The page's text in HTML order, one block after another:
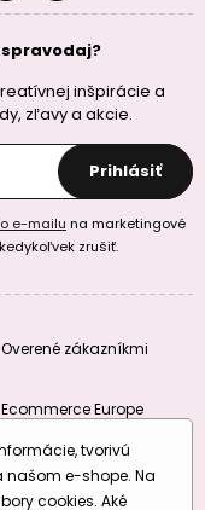
inšpirácie a
zľavy a akcie.
Prihlásiť
e-mailu na marketingové
zrušiť.
Overené zákazníkmi
Ecommerce Europe
tvorivú
e-shope. Na
cookies. Aké